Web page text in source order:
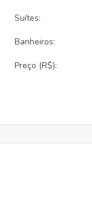
Suítes:
Banheiros:
Preço (R$):